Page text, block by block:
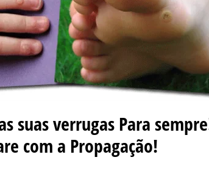
suas verrugasPara
com a Propagação!